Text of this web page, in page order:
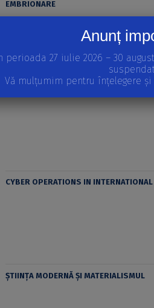
EMBRIONARE
CYBER OPERATIONS IN
ȘTIINȚA MODERNĂ ȘI MATERIALISMUL
Anunț
perioada 27 iulie 2026 – 30
Vă mulțumim pentru înțelegere